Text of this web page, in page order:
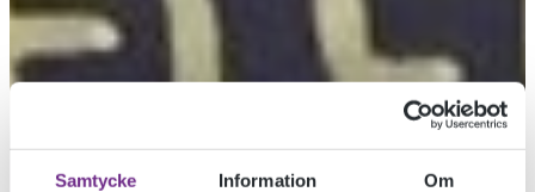
Samtycke Information Om